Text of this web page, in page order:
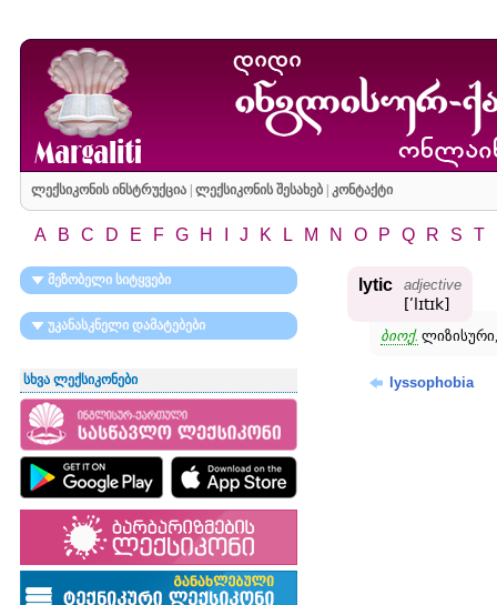
ლექსიკონის ინსტრუქცია| ლექსიკონის შესახებ| კონტაქტი
A B C D E F G H J K L M N O P Q R S T
მეზობელი სიტყვები
უკანასკნელი დამატებები
სხვა ლექსიკონები
lytic adjective
[ʹlɪtɪk]
ბიოქ.
lyssophobia